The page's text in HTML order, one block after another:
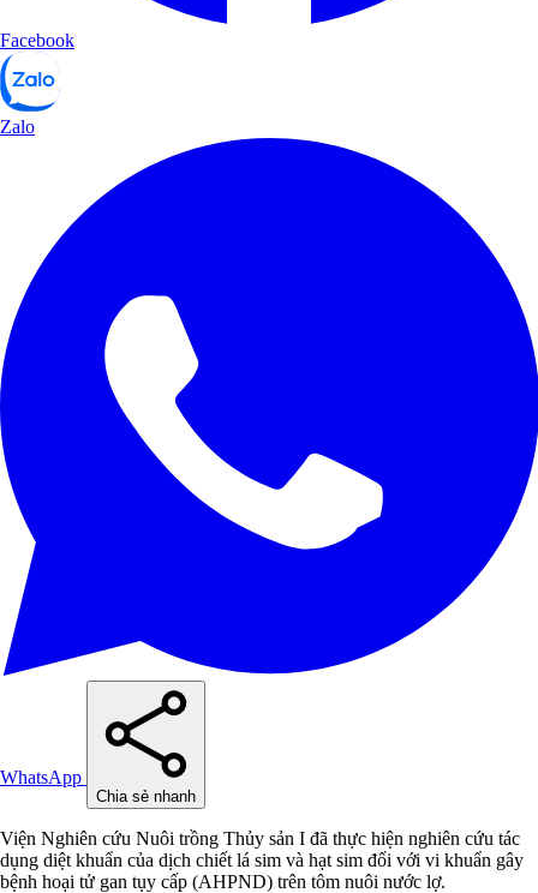
Facebook
Zalo
WhatsApp
Chia sẻ nhanh
Viện Nghiên cứu Nuôi trồng Thủy sản I đã thực hiện nghiên cứu tác
dụng diệt khuẩn của dịch chiết lá sim và hạt sim đối với vi khuẩn gây
bệnh hoại tử gan tụy cấp (AHPND) trên tôm nuôi nước lợ.